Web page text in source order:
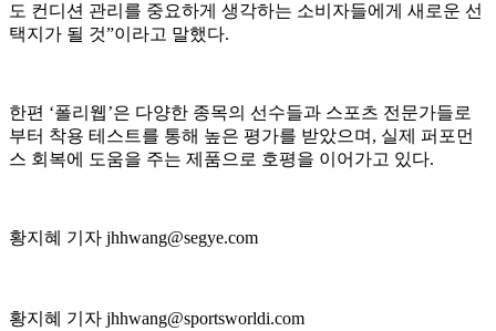
도 컨디션 관리를 중요하게 생각하는 소비자들에게 새로운 선
택지가 될 것”이라고 말했다.
한편 ‘폴리웹’은 다양한 종목의 선수들과 스포츠 전문가들로
부터 착용 테스트를 통해 높은 평가를 받았으며, 실제 퍼포먼
스 회복에 도움을 주는 제품으로 호평을 이어가고 있다.
황지혜 기자 jhhwang@segye.com
황지혜 기자 jhhwang@sportsworldi.com